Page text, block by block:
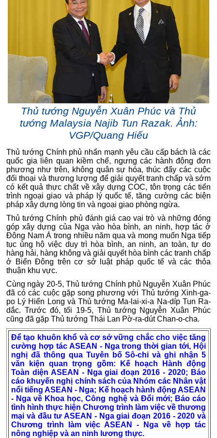
Thủ tướng Nguyễn Xuân Phúc và Thủ
tướng Malaysia Najib Tun Razak. Ảnh:
VGP/Quang Hiếu
Thủ tướng Chính phủ nhấn mạnh yêu cầu cấp bách là các
quốc gia liên quan kiềm chế, ngưng các hành động đơn
phương như trên, không quân sự hóa, thúc đẩy các cuộc
đối thoại và thương lượng để giải quyết tranh chấp và sớm
có kết quả thực chất về xây dựng COC, tôn trọng các tiến
trình ngoại giao và pháp lý quốc tế, tăng cường các biện
pháp xây dựng lòng tin và ngoại giao phòng ngừa.
Thủ tướng Chính phủ đánh giá cao vai trò và những đóng
góp xây dựng của Nga vào hòa bình, an ninh, hợp tác ở
Đông Nam Á trong nhiều năm qua và mong muốn Nga tiếp
tục ủng hộ việc duy trì hòa bình, an ninh, an toàn, tự do
hàng hải, hàng không và giải quyết hòa bình các tranh chấp
ở Biển Đông trên cơ sở luật pháp quốc tế và các thỏa
thuận khu vực.
Cùng ngày 20-5, Thủ tướng Chính phủ Nguyễn Xuân Phúc
đã có các cuộc gặp song phương với Thủ tướng Xinh-ga-
po Lý Hiển Long và Thủ tướng Ma-lai-xi-a Na-díp Tun Ra-
dắc. Trước đó, tối 19-5, Thủ tướng Nguyễn Xuân Phúc
cũng đã gặp Thủ tướng Thái Lan Pờ-ra-dút Chan-o-cha.
Để tạo khuôn khổ và cơ sở vững chắc cho việc tăng
cường hợp tác ASEAN - Nga trong thời gian tới, Hội
nghị đã thông qua Tuyên bố Sô-chi và ghi nhận 5
văn kiện quan trọng gồm: Kế hoạch Hành động
Toàn diện ASEAN - Nga giai đoạn 2016 - 2020; Báo
cáo khuyến nghị chính sách của Nhóm các Nhân vật
nổi tiếng ASEAN - Nga; Kế hoạch hành động ASEAN
- Nga về Khoa học, Công nghệ và Đổi mới; Báo cáo
tình hình thực hiện Chương trình làm việc về thương
mại và đầu tư ASEAN - Nga giai đoạn 2016 - 2020 và
Chương trình làm việc ASEAN - Nga về hợp tác
nông nghiệp và an ninh lương thực.